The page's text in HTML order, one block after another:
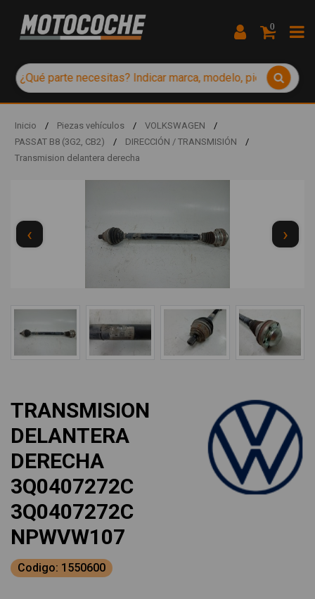
0
Inicio / Piezas vehículos / VOLKSWAGEN
/
PASSAT B8 (3G2, CB2)
/ DIRECCIÓN / TRANSMISIÓN
/
Transmision delantera derecha
‹ ›
TRANSMISION
DELANTERA
DERECHA
3Q0407272C
3Q0407272C
NPWVW107
Codigo: 1550600